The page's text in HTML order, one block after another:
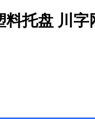
托盘 川